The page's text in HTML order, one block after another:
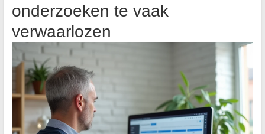
onderzoeken te vaak
verwaarlozen